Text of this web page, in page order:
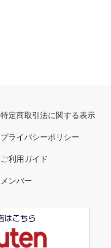
特定商取引法に関する表示
プライバシーポリシー
ご利用ガイド
メンバー